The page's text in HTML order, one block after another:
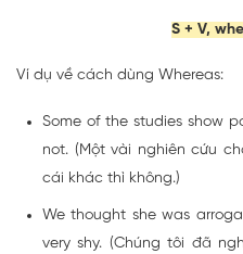
S + V,
Ví dụ về cách dùng Whereas:
Some of the studies show
not. (Một vài nghiên cứu
cái khác thì không.)
We thought she was
very shy. (Chúng tôi đã